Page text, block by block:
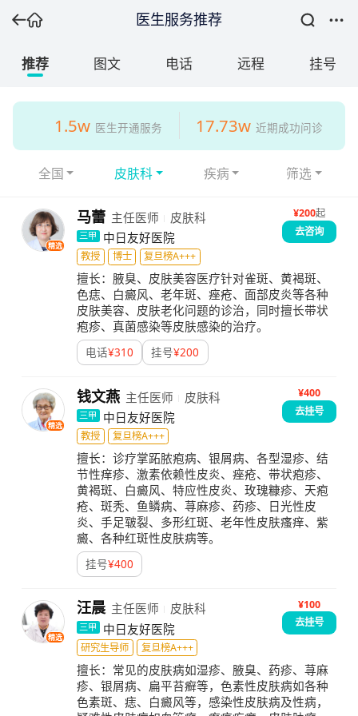
医生服务推荐
推荐 图文 电话 远程 挂号
1.5w 医生开通服务 17.73w 近期成功问诊
全国 皮肤科 疾病 筛选
精选
马蕾 主任医师 皮肤科
三甲 中日友好医院
¥200起
去咨询
教授
博士 复旦榜A+++
擅长： 腋臭、皮肤美容医疗针对雀斑、黄褐斑、
色痣、白癜风、老年斑、痤疮、面部皮炎等各种
皮肤美容、皮肤老化问题的诊治，同时擅长带状
疱疹、真菌感染等皮肤感染的治疗。
电话¥310 挂号¥200
精选
钱文燕 主任医师 皮肤科
三甲 中日友好医院
¥400
去挂号
教授
复旦榜A+++
擅长： 诊疗掌跖脓疱病、银屑病、各型湿疹、结
节性痒疹、激素依赖性皮炎、痤疮、带状疱疹、
黄褐斑、白癜风、特应性皮炎、玫瑰糠疹、天疱
疮、斑秃、鱼鳞病、荨麻疹、药疹、日光性皮
炎、手足皲裂、多形红斑、老年性皮肤瘙痒、紫
癜、各种红斑性皮肤病等。
挂号¥400
精选
汪晨 主任医师 皮肤科
三甲 中日友好医院
¥100
去挂号
研究生导师
复旦榜A+++
擅长： 常见的皮肤病如湿疹、腋臭、药疹、荨麻
疹、银屑病、扁平苔癣等，色素性皮肤病如各种
色素斑、痣、白癜风等，感染性皮肤病及性病，